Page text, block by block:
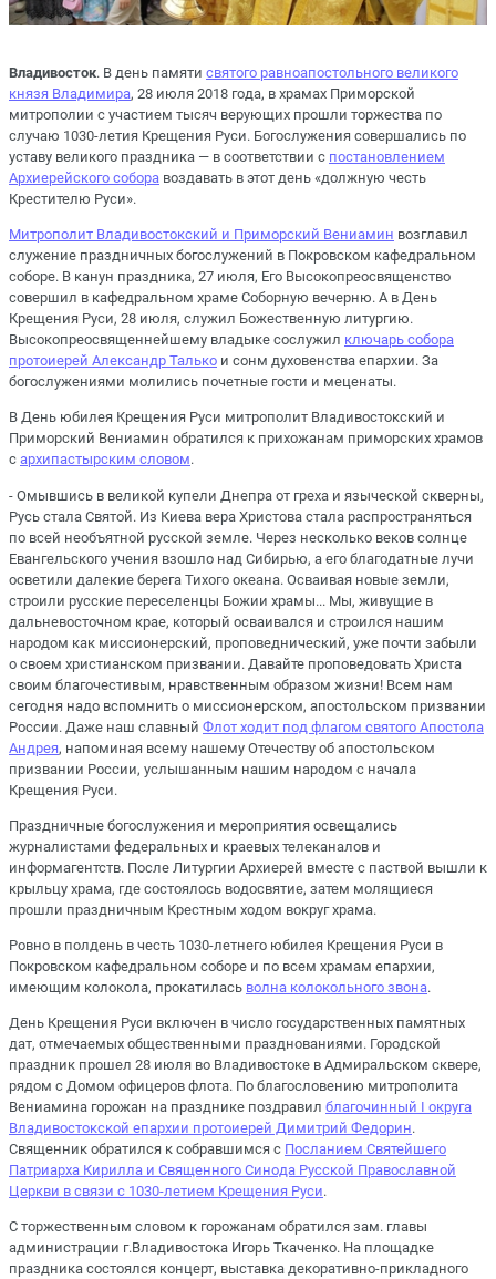
Владивосток. В день памяти святого равноапостольного великого
князя Владимира, 28 июля 2018 года, в храмах Приморской
митрополии с участием тысяч верующих прошли торжества по
случаю 1030-летия Крещения Руси. Богослужения совершались по
уставу великого праздника — в соответствии с постановлением
Архиерейского собора воздавать в этот день «должную честь
Крестителю Руси».
Митрополит Владивостокский и Приморский Вениамин возглавил
служение праздничных богослужений в Покровском кафедральном
соборе. В канун праздника, 27 июля, Его Высокопреосвященство
совершил в кафедральном храме Соборную вечерню. А в День
Крещения Руси, 28 июля, служил Божественную литургию.
Высокопреосвященнейшему владыке сослужил ключарь собора
протоиерей Александр Талько и сонм духовенства епархии. За
богослужениями молились почетные гости и меценаты.
В День юбилея Крещения Руси митрополит Владивостокский и
Приморский Вениамин обратился к прихожанам приморских храмов
с архипастырским словом.
- Омывшись в великой купели Днепра от греха и языческой скверны,
Русь стала Святой. Из Киева вера Христова стала распространяться
по всей необъятной русской земле. Через несколько веков солнце
Евангельского учения взошло над Сибирью, а его благодатные лучи
осветили далекие берега Тихого океана. Осваивая новые земли,
строили русские переселенцы Божии храмы... Мы, живущие в
дальневосточном крае, который осваивался и строился нашим
народом как миссионерский, проповеднический, уже почти забыли
о своем христианском призвании. Давайте проповедовать Христа
своим благочестивым, нравственным образом жизни! Всем нам
сегодня надо вспомнить о миссионерском, апостольском призвании
России. Даже наш славный Флот ходит под флагом святого Апостола
Андрея, напоминая всему нашему Отечеству об апостольском
призвании России, услышанным нашим народом с начала
Крещения Руси.
Праздничные богослужения и мероприятия освещались
журналистами федеральных и краевых телеканалов и
информагентств. После Литургии Архиерей вместе с паствой вышли к
крыльцу храма, где состоялось водосвятие, затем молящиеся
прошли праздничным Крестным ходом вокруг храма.
Ровно в полдень в честь 1030-летнего юбилея Крещения Руси в
Покровском кафедральном соборе и по всем храмам епархии,
имеющим колокола, прокатилась волна колокольного звона.
День Крещения Руси включен в число государственных памятных
дат, отмечаемых общественными празднованиями. Городской
праздник прошел 28 июля во Владивостоке в Адмиральском сквере,
рядом с Домом офицеров флота. По благословению митрополита
Вениамина горожан на празднике поздравил благочинный I округа
Владивостокской епархии протоиерей Димитрий Федорин.
Священник обратился к собравшимся с Посланием Святейшего
Патриарха Кирилла и Священного Синода Русской Православной
Церкви в связи с 1030-летием Крещения Руси.
С торжественным словом к горожанам обратился зам. главы
администрации г.Владивостока Игорь Ткаченко. На площадке
праздника состоялся концерт, выставка декоративно-прикладного